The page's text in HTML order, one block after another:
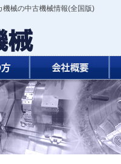
機械の中古機械情報(全国版)